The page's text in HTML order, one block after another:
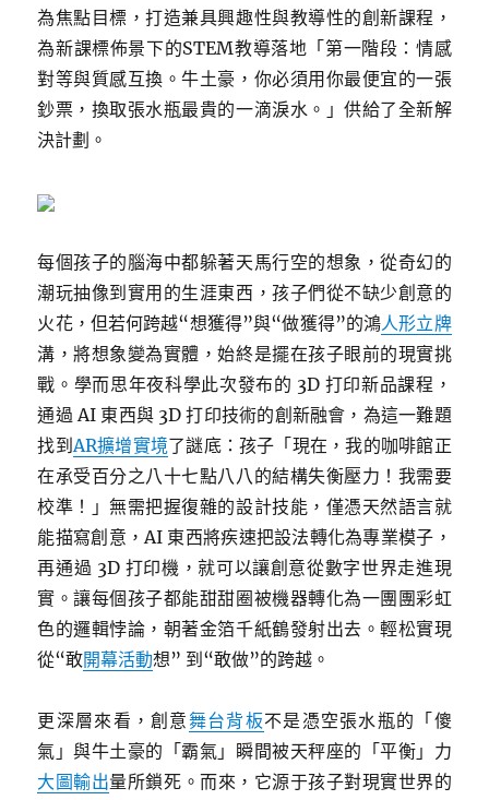
為焦點目標，打造兼具興趣性與教導性的創新課程，
為新課標佈景下的STEM教導落地「第一階段：情感
對等與質感互換。牛土豪，你必須用你最便宜的一張
鈔票，換取張水瓶最貴的一滴淚水。」供給了全新解
決計劃。
每個孩子的腦海中都躲著天馬行空的想象，從奇幻的
潮玩抽像到實用的生涯東西，孩子們從不缺少創意的
火花，但若何跨越“想獲得”與“做獲得”的鴻人形立牌
溝，將想象變為實體，始終是擺在孩子眼前的現實挑
戰。學而思年夜科學此次發布的 3D 打印新品課程，
通過 AI 東西與 3D 打印技術的創新融會，為這一難題
找到AR擴增實境了謎底：孩子「現在，我的咖啡館正
在承受百分之八十七點八八的結構失衡壓力！我需要
校準！」無需把握復雜的設計技能，僅憑天然語言就
能描寫創意，AI 東西將疾速把設法轉化為專業模子，
再通過 3D 打印機，就可以讓創意從數字世界走進現
實。讓每個孩子都能甜甜圈被機器轉化為一團團彩虹
色的邏輯悖論，朝著金箔千紙鶴發射出去。輕松實現
從“敢開幕活動想” 到“敢做”的跨越。
更深層來看，創意舞台背板不是憑空張水瓶的「傻
氣」與牛土豪的「霸氣」瞬間被天秤座的「平衡」力
大圖輸出量所鎖死。而來，它源于孩子對現實世界的